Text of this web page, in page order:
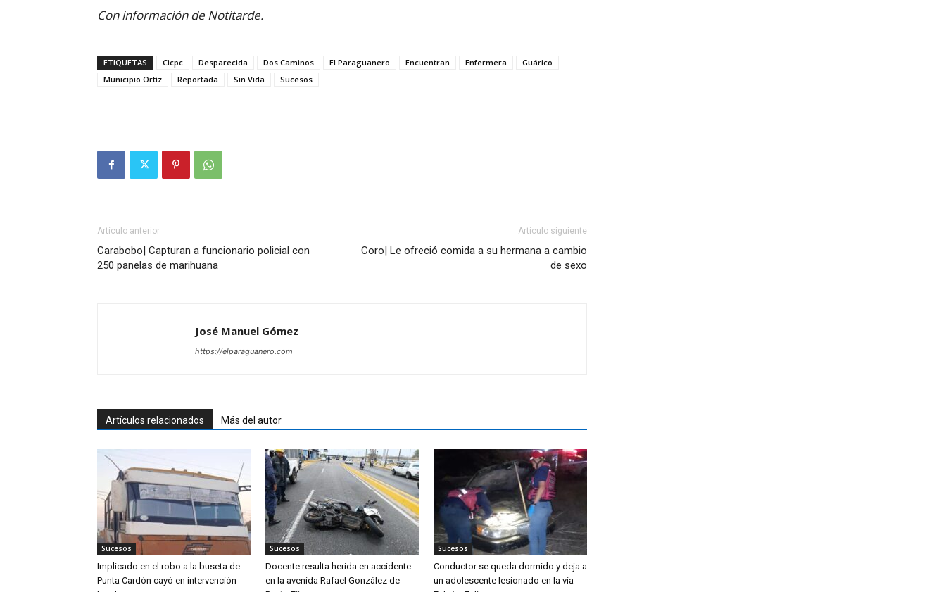
Con información de Notitarde.
ETIQUETAS Cicpc Desparecida Dos Caminos El Paraguanero Encuentran Enfermera
Guárico
Municipio Ortíz
Reportada Sin Vida Sucesos
Artículo anterior
Carabobo| Capturan a funcionario policial con
250 panelas de marihuana
Artículo siguiente
Coro| Le ofreció comida a su hermana a cambio
de sexo
José Manuel Gómez
https://elparaguanero.com
Artículos relacionados Más del autor
Sucesos
Implicado en el robo a la buseta de
Punta Cardón cayó en intervención
Sucesos
Docente resulta herida en accidente
en la avenida Rafael González de
Sucesos
Conductor se queda dormido y deja a
un adolescente lesionado en la vía